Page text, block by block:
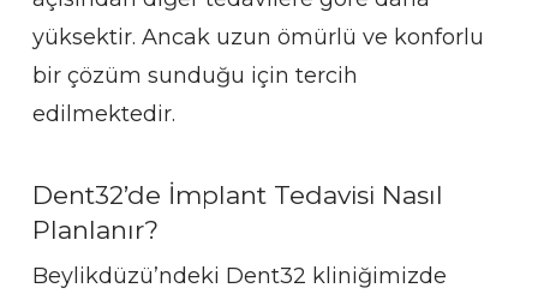
yüksektir. Ancak uzun ömürlü ve konforlu
bir çözüm sunduğu için tercih
edilmektedir.
Dent32’de İmplant Tedavisi Nasıl
Planlanır?
Beylikdüzü’ndeki Dent32 kliniğimizde